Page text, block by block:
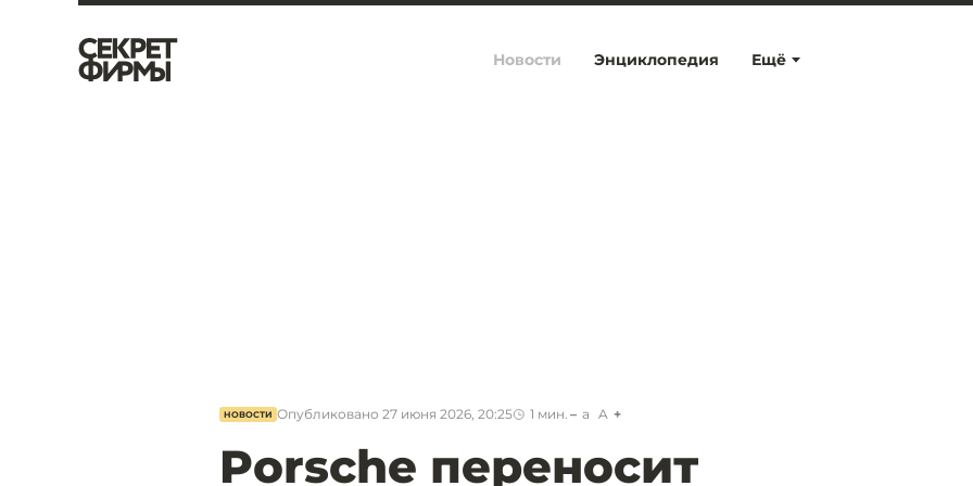
Ещё
Новости Энциклопедия
НОВОСТИ Опубликовано 27 июня 2026, 20:25 1 мин. a A
Porsche переносит